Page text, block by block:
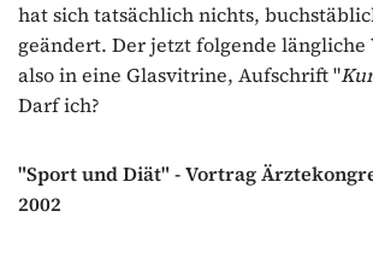
hat sich tatsächlich nichts,
geändert. Der jetzt folgende längliche
also in eine Glasvitrine, Aufschrift "
Darf ich?
"Sport und Diät" -Vortrag
2002